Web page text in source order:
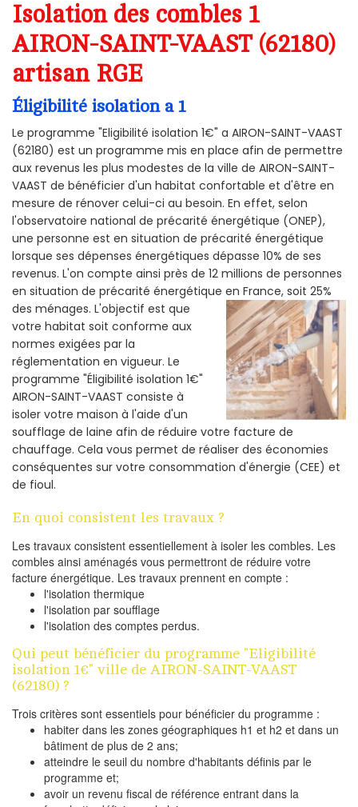
Isolation des combles 1
AIRON-SAINT-VAAST (62180)
artisan RGE
Éligibilité isolation a 1
Le programme "Eligibilité isolation 1€" a AIRON-SAINT-VAAST
(62180) est un programme mis en place afin de permettre
aux revenus les plus modestes de la ville de AIRON-SAINT-
VAAST de bénéficier d'un habitat confortable et d'être en
mesure de rénover celui-ci au besoin. En effet, selon
l'observatoire national de précarité énergétique (ONEP),
une personne est en situation de précarité énergétique
lorsque ses dépenses énergétiques dépasse 10% de ses
revenus. L'on compte ainsi près de 12 millions de personnes
en situation de précarité énergétique en France, soit 25%
des ménages. L'objectif est que
votre habitat soit conforme aux
normes exigées par la
réglementation en vigueur. Le
programme "Éligibilité isolation 1€"
AIRON-SAINT-VAAST consiste à
isoler votre maison à l'aide d'un
soufflage de laine afin de réduire votre facture de
chauffage. Cela vous permet de réaliser des économies
conséquentes sur votre consommation d'énergie (CEE) et
de fioul.
En quoi consistent les travaux ?
Les travaux consistent essentiellement à isoler les combles. Les
combles ainsi aménagés vous permettront de réduire votre
facture énergétique. Les travaux prennent en compte :
l'isolation thermique
l'isolation par soufflage
l'isolation des comptes perdus.
Qui peut bénéficier du programme "Eligibilité
isolation 1€" ville de AIRON-SAINT-VAAST
(62180) ?
Trois critères sont essentiels pour bénéficier du programme :
habiter dans les zones géographiques h1 et h2 et dans un
bâtiment de plus de 2 ans;
atteindre le seuil du nombre d'habitants définis par le
programme et;
avoir un revenu fiscal de référence entrant dans la